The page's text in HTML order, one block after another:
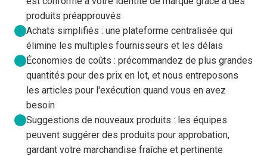
produits préapprouvés
Achats simplifiés : une plateforme centralisée qui
élimine les multiples fournisseurs et les délais
Économies de coûts : précommandez de plus grandes
quantités pour des prix en lot, et nous entreposons
les articles pour l'exécution quand vous en avez
besoin
Suggestions de nouveaux produits : les équipes
peuvent suggérer des produits pour approbation,
gardant votre marchandise fraîche et pertinente